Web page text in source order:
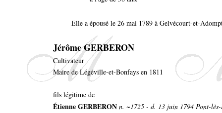
Elle a épousé le 26 mai 1789 à Gelvécourt-et-
Jérôme GERBERON
Cultivateur
Maire de Légéville-et-Bonfays en 1811
fils légitime de
Étienne GERBERON n. ~1725 - d. 13 juin 1794 Pont-lès-